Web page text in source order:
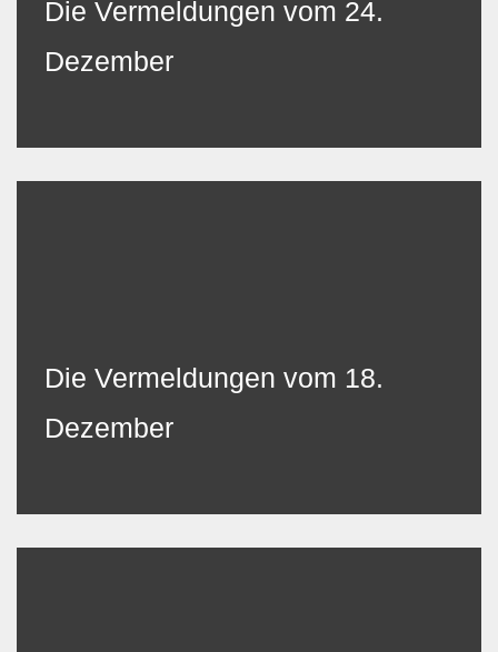
Die Vermeldungen vom 24.
Dezember
Die Vermeldungen vom 18.
Dezember